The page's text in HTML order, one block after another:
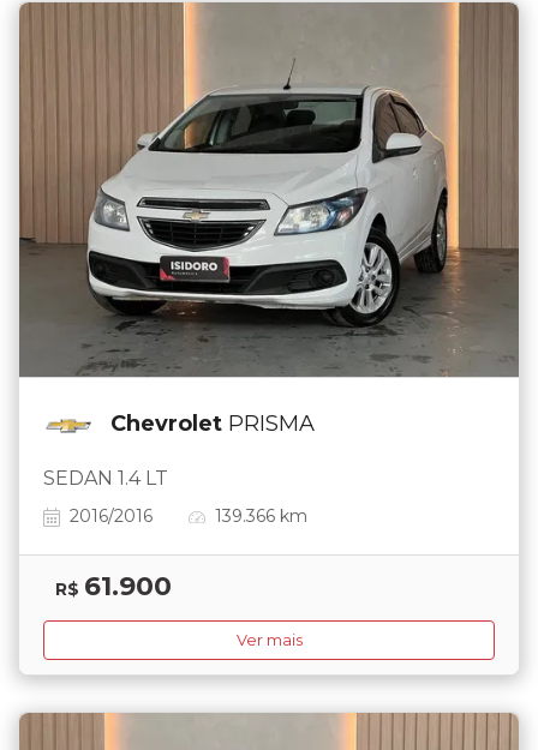
Chevrolet PRISMA
SEDAN 1.4 LT
2016/2016 139.366 km
R$ 61.900
Ver mais